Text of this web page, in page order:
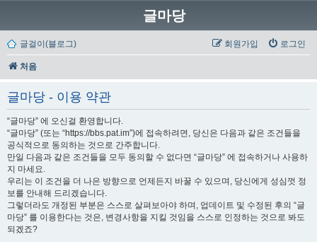
글마당
글걸이(블로그) 로그인
회원가입
처음
글마당 - 이용 약관
“글마당” 에 오신걸 환영합니다.
“글마당” (또는 “https://bbs.pat.im”)에 접속하려면, 당신은 다음과 같은 조건들을
공식적으로 동의하는 것으로 간주합니다.
만일 다음과 같은 조건들을 모두 동의할 수 없다면 “글마당” 에 접속하거나 사용하
지 마세요.
우리는 이 조건을 더 나은 방향으로 언제든지 바꿀 수 있으며, 당신에게 성심껏 정
보를 안내해 드리겠습니다.
그렇더라도 개정된 부분은 스스로 살펴보아야 하며, 업데이트 및 수정된 후의 “글
마당” 를 이용한다는 것은, 변경사항을 지킬 것임을 스스로 인정하는 것으로 봐도
되겠죠?